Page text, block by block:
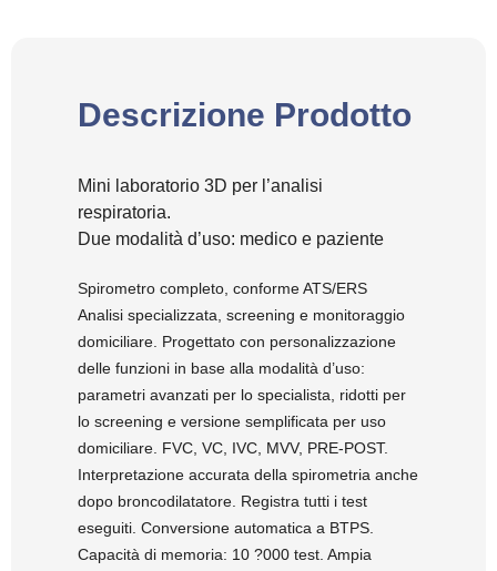
Descrizione Prodotto
Mini laboratorio 3D per l’analisi
respiratoria.
Due modalità d’uso: medico e paziente
Spirometro completo, conforme ATS/ERS
Analisi specializzata, screening e monitoraggio
domiciliare. Progettato con personalizzazione
delle funzioni in base alla modalità d’uso:
parametri avanzati per lo specialista, ridotti per
lo screening e versione semplificata per uso
domiciliare. FVC, VC, IVC, MVV, PRE-POST.
Interpretazione accurata della spirometria anche
dopo broncodilatatore. Registra tutti i test
eseguiti. Conversione automatica a BTPS.
Capacità di memoria: 10 ?000 test. Ampia